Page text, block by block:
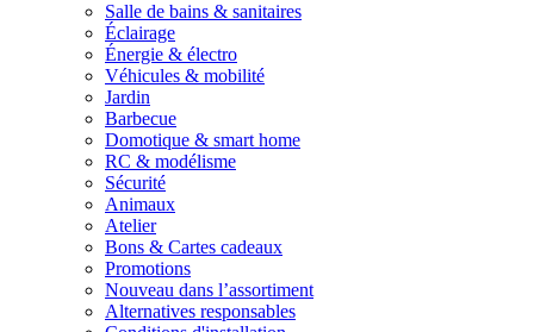
Salle de bains & sanitaires
Éclairage
Énergie & électro
Véhicules & mobilité
Jardin
Barbecue
Domotique & smart home
RC & modélisme
Sécurité
Animaux
Atelier
Bons & Cartes cadeaux
Promotions
Nouveau dans l’assortiment
Alternatives responsables